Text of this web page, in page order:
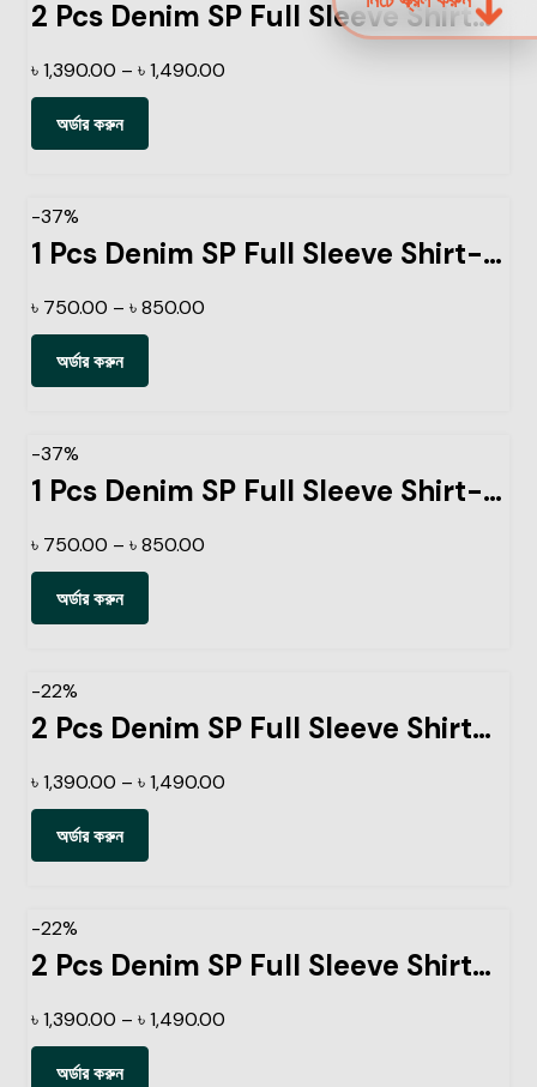
2 Pcs Denim SP Full Sleeve Shirt- Navy+Sky
৳1,390.00 – ৳1,490.00
অর্ডার করুন
-37%
1 Pcs Denim SP Full Sleeve Shirt- Navy
৳ 750.00 – ৳850.00
অর্ডার করুন
-37%
1 Pcs Denim SP Full Sleeve Shirt-Light Sky
৳ 750.00 – ৳850.00
অর্ডার করুন
-22%
2 Pcs Denim SP Full Sleeve Shirt- Black+Navy
৳1,390.00 – ৳1,490.00
অর্ডার করুন
-22%
2 Pcs Denim SP Full Sleeve Shirt- Black+Light Sky
৳1,390.00 – ৳1,490.00
অর্ডার করুন